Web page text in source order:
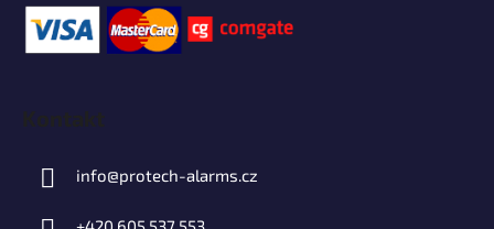
Kontakt
info@protech-alarms.cz